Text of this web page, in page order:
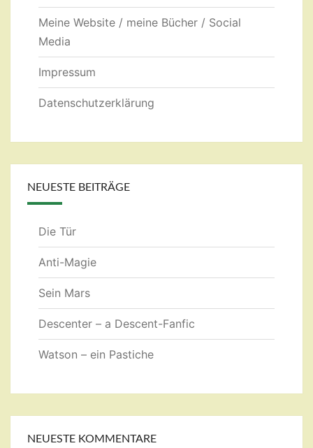
Meine Website / meine Bücher / Social
Media
Impressum
Datenschutzerklärung
NEUESTE BEITRÄGE
Die Tür
Anti-Magie
Sein Mars
Descenter – a Descent-Fanfic
Watson – ein Pastiche
NEUESTE KOMMENTARE